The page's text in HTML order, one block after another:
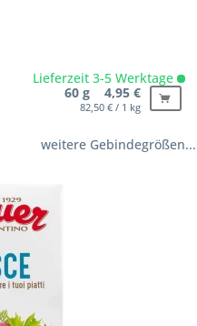
Lieferzeit 3-5 Werktage
60 g 4,95 €
82,50 € / 1 kg
weitere Gebindegrößen...